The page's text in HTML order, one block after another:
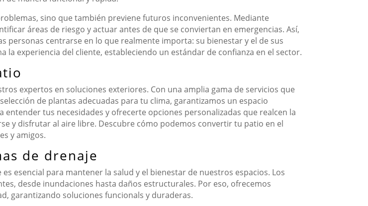
sino que también previene futuros inconvenientes. Mediante
áreas de riesgo y actuar antes de que se conviertan en emergencias. Así,
personas centrarse en lo que realmente importa: su bienestar y el de sus
la experiencia del cliente, estableciendo un estándar de confianza en el sector.
expertos en soluciones exteriores. Con una amplia gama de servicios que
de plantas adecuadas para tu clima, garantizamos un espacio
tus necesidades y ofrecerte opciones personalizadas que realcen la
y disfrutar al aire libre. Descubre cómo podemos convertir tu patio en el
y amigos.
de drenaje
esencial para mantener la salud y el bienestar de nuestros espacios. Los
desde inundaciones hasta daños estructurales. Por eso, ofrecemos
garantizando soluciones funcionals y duraderas.